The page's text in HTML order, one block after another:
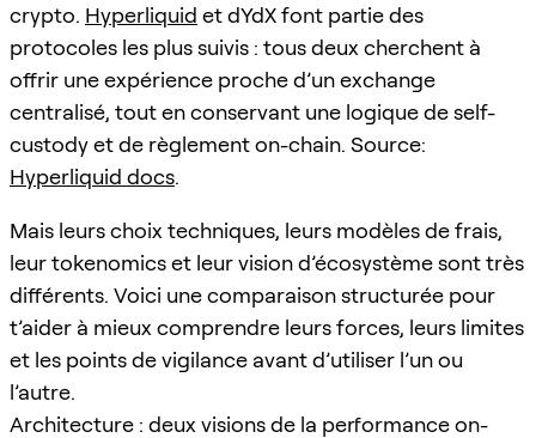
crypto. Hyperliquid et dYdX font partie des
protocoles les plus suivis : tous deux cherchent à
offrir une expérience proche d’un exchange
centralisé, tout en conservant une logique de self-
custody et de règlement on-chain. Source:
Hyperliquid docs.
Mais leurs choix techniques, leurs modèles de frais,
leur tokenomics et leur vision d’écosystème sont très
différents. Voici une comparaison structurée pour
t’aider à mieux comprendre leurs forces, leurs limites
et les points de vigilance avant d’utiliser l’un ou
l’autre.
Architecture : deux visions de la performance on-